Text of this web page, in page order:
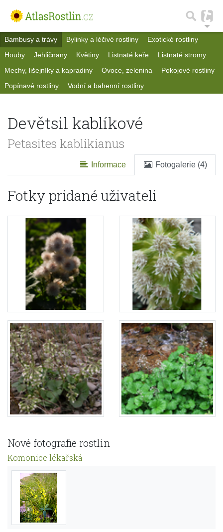
Bambusy a trávy Bylinky a léčivé rostliny
Exotické rostliny
Houby
Jehličnany Květiny Listnaté keře
Listnaté stromy
Mechy, lišejníky a kapradiny
Ovoce, zelenina
Pokojové rostliny
Popínavé rostliny
Vodní a bahenní rostliny
Devětsil kablíkové
Petasites kablikianus
Informace Fotogalerie (4)
Fotky pridané uživateli
Nové fotografie rostlin
Komonice lékařská